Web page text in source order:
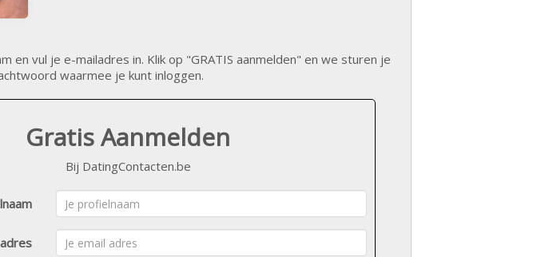
en vul je e-mailadres in. Klik op "GRATIS aanmelden" en we sturen je
waarmee je kunt inloggen.
Gratis Aanmelden
Bij DatingContacten.be